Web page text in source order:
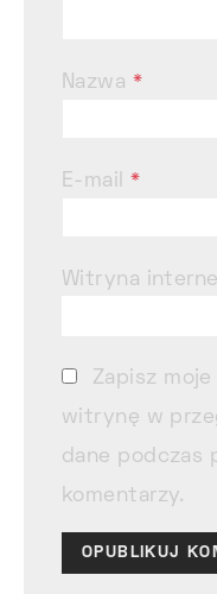
Nazwa *
E-mail*
Witryna
Zapisz
witrynę w
dane podczas
komentarzy.